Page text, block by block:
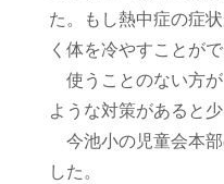
た。もし熱中症の症
く体を冷やすことがで
使うことのない方
ような対策があると少
今池小の児童会本部
した。